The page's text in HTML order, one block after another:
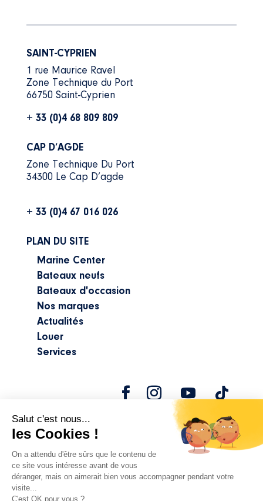
SAINT-CYPRIEN
1 rue Maurice Ravel
Zone Technique du Port
66750 Saint-Cyprien
+ 33 (0)4 68 809 809
CAP D’AGDE
Zone Technique Du Port
34300 Le Cap D’agde
+ 33 (0)4 67 016 026
PLAN DU SITE
Marine Center
Bateaux neufs
Bateaux d'occasion
Nos marques
Actualités
Louer
Services
©2024 Marine Center |Mentions légales
|Politique de confidentialité